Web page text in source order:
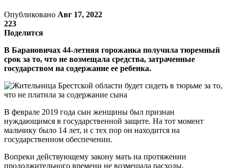
Опубликовано Авг 17, 2022
223
Поделится
В Барановичах 44-летняя горожанка получила тюремный
срок за то, что не возмещала средства, затраченные
государством на содержание ее ребенка.
В феврале 2019 года сын женщины был признан
нуждающимся в государственной защите. На тот момент
мальчику было 14 лет, и с тех пор он находится на
государственном обеспечении.
Вопреки действующему закону мать на протяжении
продолжительного времени не возмещала расходы,